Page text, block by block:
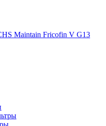
Maintain Fricofin V G13